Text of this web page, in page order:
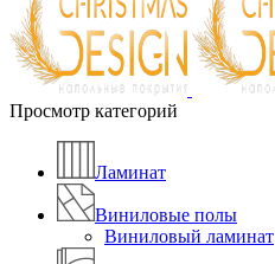
Просмотр категорий
Ламинат
Виниловые полы
Виниловый ламинат